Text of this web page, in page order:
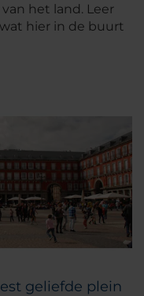
het land. Leer
hier in de buurt
geliefde plein